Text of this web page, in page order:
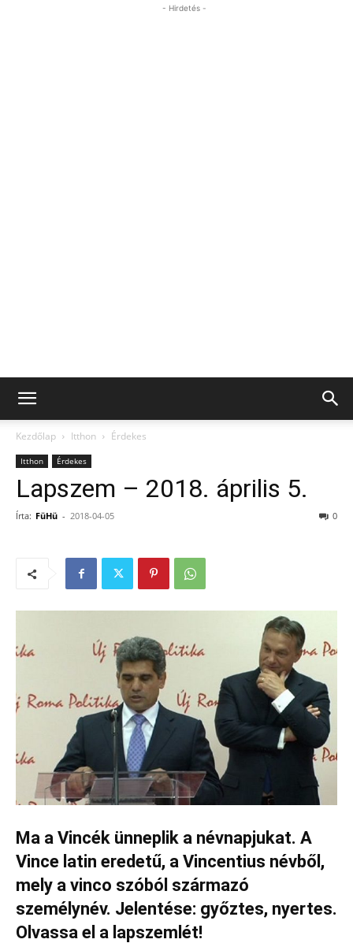
- Hirdetés -
Kezdőlap Itthon Érdekes
Itthon Érdekes
Lapszem – 2018. április 5.
Írta: FüHü - 2018-04-05 0
Ma a Vincék ünneplik a névnapjukat. A
Vince latin eredetű, a Vincentius névből,
mely a vinco szóból származó
személynév. Jelentése: győztes, nyertes.
Olvassa el a lapszemlét!